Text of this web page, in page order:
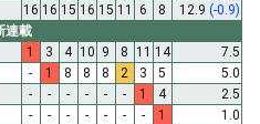
16 16 15 16 15 11 6 8 12.9 (-0.9)
連載
1 3 4 10 9 8 11 14
7.5
- 1 8 8 8 2 3 5
5.0
- - - - - - 1 4
2.5
- - - - - - - 1 1.0